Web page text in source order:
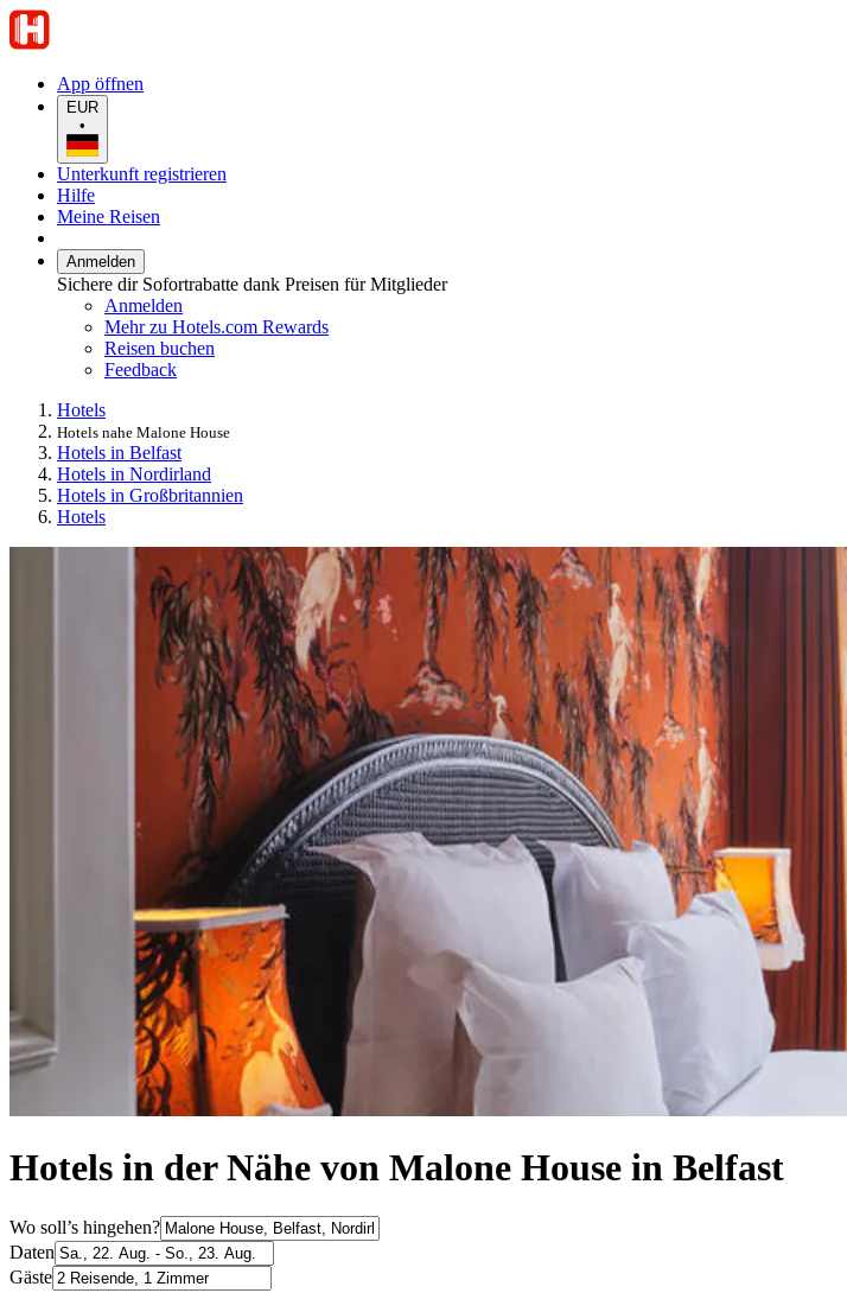
App öffnen
EUR
•
Unterkunft registrieren
Hilfe
Meine Reisen
Anmelden
Sichere dir Sofortrabatte dank Preisen für Mitglieder
Anmelden
Mehr zu Hotels.com Rewards
Reisen buchen
Feedback
Hotels
Hotels nahe Malone House
Hotels in Belfast
Hotels in Nordirland
Hotels in Großbritannien
Hotels
Hotels in der Nähe von Malone House in Belfast
Wo soll’s hingehen?
Daten
Gäste